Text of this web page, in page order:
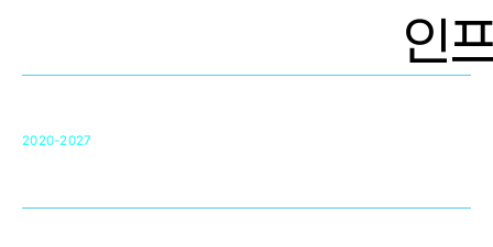
2020-2027